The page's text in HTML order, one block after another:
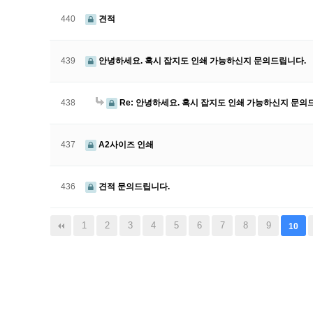
440 견적
439 안녕하세요. 혹시 잡지도 인쇄 가능하신지 문의드립니다.
438 Re: 안녕하세요. 혹시 잡지도 인쇄 가능하신지 문의
437 A2사이즈 인쇄
436 견적 문의드립니다.
1 2 3 4 5 6 7 8 9 10